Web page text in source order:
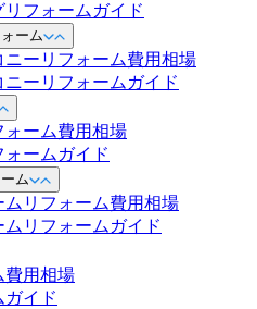
フォームガイド
ーム
ーリフォーム費用相場
ーリフォームガイド
ォーム費用相場
ームガイド
ム
リフォーム費用相場
リフォームガイド
費用相場
イド